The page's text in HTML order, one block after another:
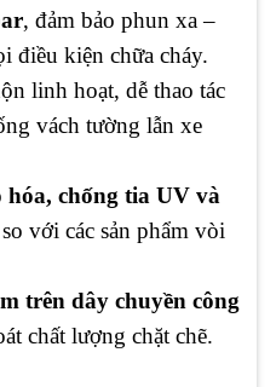
, đảm bảo phun xa –
điều kiện chữa cháy.
linh hoạt, dễ thao tác
vách tường lẫn xe
chống tia UV và
với các sản phẩm vòi
trên dây chuyền công
chất lượng chặt chẽ.